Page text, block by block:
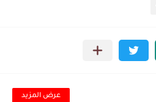
عرض المزيد